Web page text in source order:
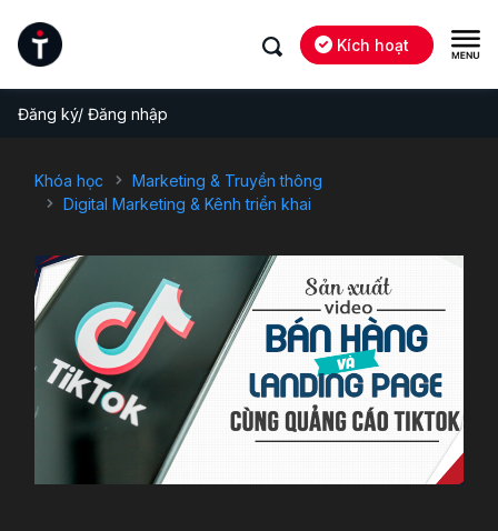
Kích hoạt
Đăng ký/ Đăng nhập
Khóa học
Marketing & Truyền thông
Digital Marketing & Kênh triển khai